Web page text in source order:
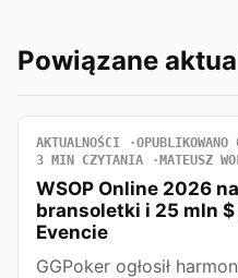
Powiązane
AKTUALNOŚCI
3 MIN CZYTANIA
MATEUSZ
WSOP Online 2026
bransoletki i 25 mln
Evencie
GGPoker ogłosił